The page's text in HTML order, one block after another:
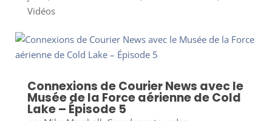
Vidéos
Connexions de Courier News avec le
Musée de la Force aérienne de Cold
Lake – Épisode 5